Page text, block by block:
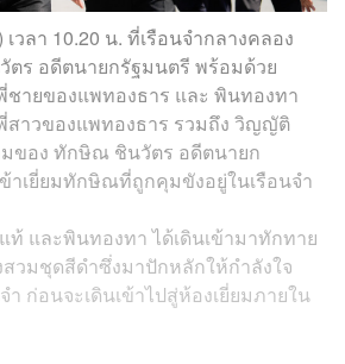
วลา 10.20 น. ที่เรือนจำกลางคลอง
ตร อดีตนายกรัฐมนตรี พร้อมด้วย
ายของแพทองธาร และ พินทองทา
าวของแพทองธาร รวมถึง วิญญัติ
ของ ทักษิณ ชินวัตร อดีตนายก
าเยี่ยมทักษิณที่ถูกคุมขังอยู่ในเรือนจำ
และพินทองทา ได้เดินเข้ามาทักทาย
วมชุดสีดำซึ่งมาปักหลักให้กำลังใจ
ก่อนจะเดินเข้าไปสู่ห้องเยี่ยมภายใน